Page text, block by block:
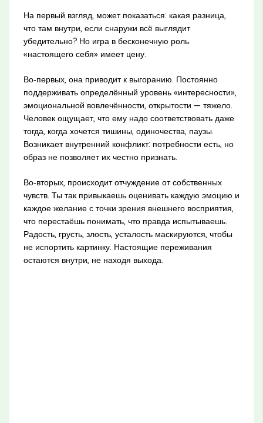
На первый взгляд, может показаться: какая разница,
что там внутри, если снаружи всё выглядит
убедительно? Но игра в бесконечную роль
«настоящего себя» имеет цену.
Во‑первых, она приводит к выгоранию. Постоянно
поддерживать определённый уровень «интересности»,
эмоциональной вовлечённости, открытости — тяжело.
Человек ощущает, что ему надо соответствовать даже
тогда, когда хочется тишины, одиночества, паузы.
Возникает внутренний конфликт: потребности есть, но
образ не позволяет их честно признать.
Во‑вторых, происходит отчуждение от собственных
чувств. Ты так привыкаешь оценивать каждую эмоцию и
каждое желание с точки зрения внешнего восприятия,
что перестаёшь понимать, что правда испытываешь.
Радость, грусть, злость, усталость маскируются, чтобы
не испортить картинку. Настоящие переживания
остаются внутри, не находя выхода.